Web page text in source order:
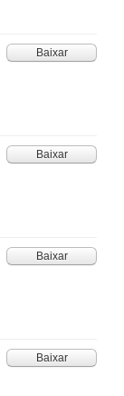
Baixar
Baixar
Baixar
Baixar